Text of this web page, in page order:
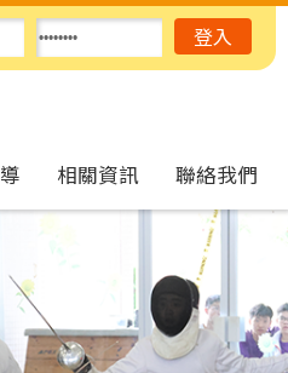
相關資訊 聯絡我們